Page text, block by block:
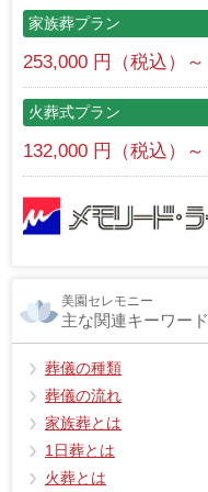
家族葬プラン
253,000 円（税込）～
火葬式プラン
132,000 円（税込）～
美園セレモニー
主な関連キーワード
葬儀の種類
葬儀の流れ
家族葬とは
1日葬とは
火葬とは